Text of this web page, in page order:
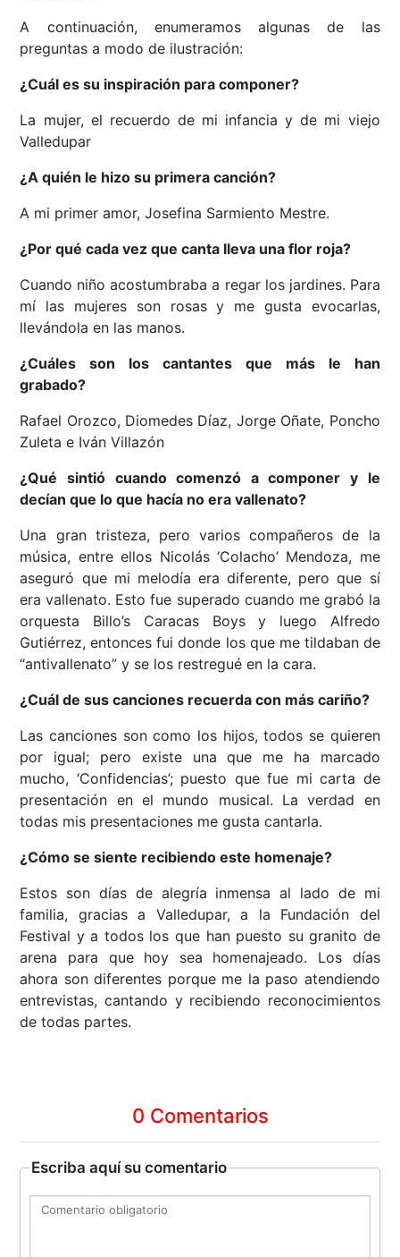
A continuación, enumeramos algunas de las
preguntas a modo de ilustración:
¿Cuál es su inspiración para componer?
La mujer, el recuerdo de mi infancia y de mi viejo
Valledupar
¿A quién le hizo su primera canción?
A mi primer amor, Josefina Sarmiento Mestre.
¿Por qué cada vez que canta lleva una flor roja?
Cuando niño acostumbraba a regar los jardines. Para
mí las mujeres son rosas y me gusta evocarlas,
llevándola en las manos.
¿Cuáles son los cantantes que más le han
grabado?
Rafael Orozco, Diomedes Díaz, Jorge Oñate, Poncho
Zuleta e Iván Villazón
¿Qué sintió cuando comenzó a componer y le
decían que lo que hacía no era vallenato?
Una gran tristeza, pero varios compañeros de la
música, entre ellos Nicolás ‘Colacho’ Mendoza, me
aseguró que mi melodía era diferente, pero que sí
era vallenato. Esto fue superado cuando me grabó la
orquesta Billo’s Caracas Boys y luego Alfredo
Gutiérrez, entonces fui donde los que me tildaban de
“antivallenato” y se los restregué en la cara.
¿Cuál de sus canciones recuerda con más cariño?
Las canciones son como los hijos, todos se quieren
por igual; pero existe una que me ha marcado
mucho, ‘Confidencias’; puesto que fue mi carta de
presentación en el mundo musical. La verdad en
todas mis presentaciones me gusta cantarla.
¿Cómo se siente recibiendo este homenaje?
Estos son días de alegría inmensa al lado de mi
familia, gracias a Valledupar, a la Fundación del
Festival y a todos los que han puesto su granito de
arena para que hoy sea homenajeado. Los días
ahora son diferentes porque me la paso atendiendo
entrevistas, cantando y recibiendo reconocimientos
de todas partes.
0 Comentarios
Escriba aquí su comentario